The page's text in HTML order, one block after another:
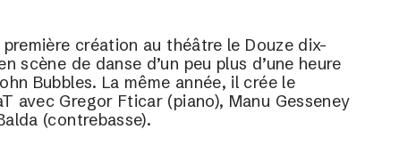
première création au théâtre le Douze dix-
scène de danse d’un peu plus d’une heure
Bubbles. La même année, il crée le
avec Gregor Fticar (piano), Manu Gesseney
(contrebasse).